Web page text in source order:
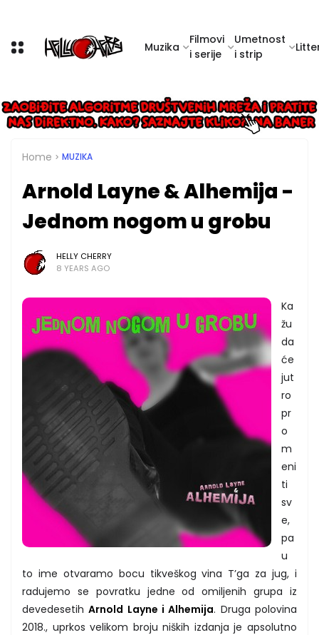
Muzika
Filmovi
i serije
Umetnost
i strip
Home MUZIKA
Arnold Layne & Alhemija -
Jednom nogom u grobu
HELLY CHERRY
8 YEARS AGO
Ka
žu
da
će
jut
ro
pr
o
m
eni
ti
sv
e,
pa
u
to ime otvaramo bocu tikveškog vina T’ga za jug, i
radujemo se povratku jedne od omiljenih grupa iz
devedesetihArnold Layne i Alhemija. Druga polovina
2018., uprkos velikom broju niških izdanja je apsolutno